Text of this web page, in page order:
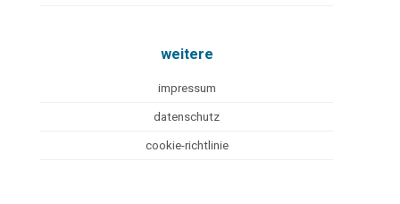
weitere
impressum
datenschutz
cookie-richtlinie